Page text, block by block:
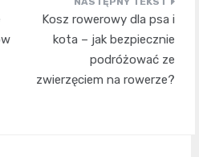
Kosz rowerowy dla psa i
kota – jak bezpiecznie
podróżować ze
zwierzęciem na rowerze?